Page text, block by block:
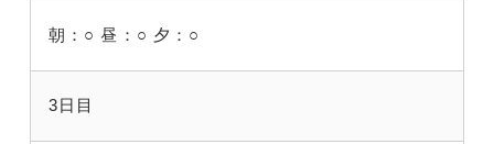
朝：○ 昼：○ 夕：○
3日目